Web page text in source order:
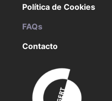
Política de Cookies
FAQs
Contacto